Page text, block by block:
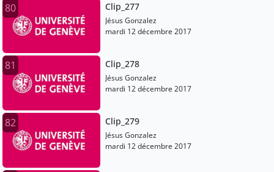
80 Clip_277
Jésus Gonzalez
mardi 12 décembre 2017
81 Clip_278
Jésus Gonzalez
mardi 12 décembre 2017
82 Clip_279
Jésus Gonzalez
mardi 12 décembre 2017